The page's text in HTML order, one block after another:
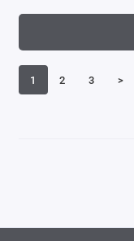
1 2 3 >